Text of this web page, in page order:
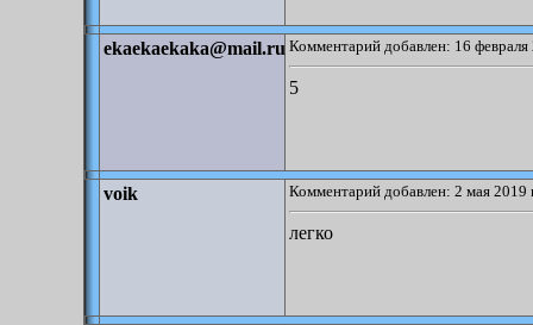
ekaekaekaka@mail.ru Комментарий добавлен: 16
5
voik Комментарий добавлен: 2 мая 2019
легко